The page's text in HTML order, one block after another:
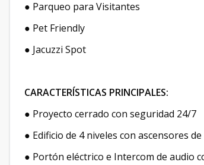
● Parqueo para Visitantes
● Pet Friendly
● Jacuzzi Spot
CARACTERÍSTICAS PRINCIPALES:
● Proyecto cerrado con seguridad 24/7
● Edificio de 4 niveles con ascensores
● Portón eléctrico e Intercom de audio